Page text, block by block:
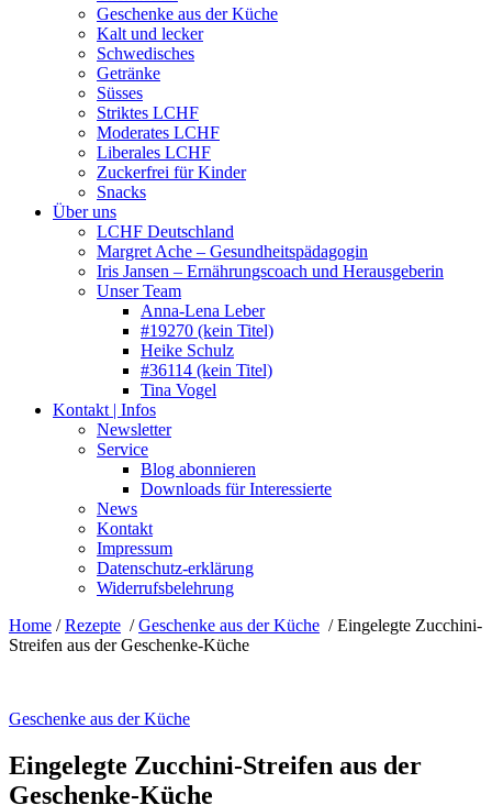
Geschenke aus der Küche
Kalt und lecker
Schwedisches
Getränke
Süsses
Striktes LCHF
Moderates LCHF
Liberales LCHF
Zuckerfrei für Kinder
Snacks
Über uns
LCHF Deutschland
Margret Ache – Gesundheitspädagogin
Iris Jansen – Ernährungscoach und Herausgeberin
Unser Team
Anna-Lena Leber
#19270 (kein Titel)
Heike Schulz
#36114 (kein Titel)
Tina Vogel
Kontakt | Infos
Newsletter
Service
Blog abonnieren
Downloads für Interessierte
News
Kontakt
Impressum
Datenschutz-erklärung
Widerrufsbelehrung
Home /Rezepte /Geschenke aus der Küche /Eingelegte Zucchini-
Streifen aus der Geschenke-Küche
Geschenke aus der Küche
Eingelegte Zucchini-Streifen aus der
Geschenke-Küche